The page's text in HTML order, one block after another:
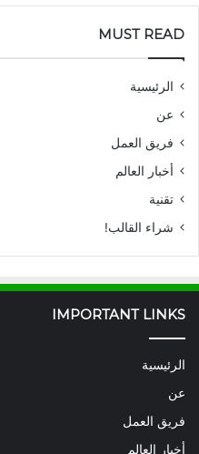
MUST READ
الرئيسية
عن
فريق العمل
أخبار العالم
تقنية
شراء القالب!
IMPORTANT LINKS
الرئيسية
عن
فريق العمل
أخبار العالم